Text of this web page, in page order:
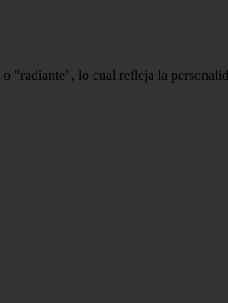
lo cual refleja la